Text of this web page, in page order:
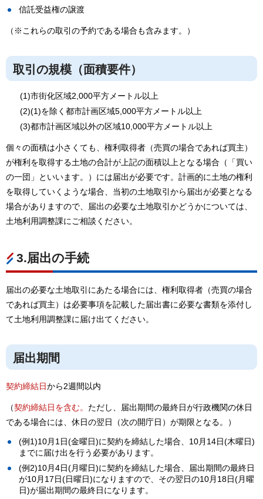
信託受益権の譲渡
（※これらの取引の予約である場合も含みます。）
取引の規模（面積要件）
(1)市街化区域2,000平方メートル以上
(2)(1)を除く都市計画区域5,000平方メートル以上
(3)都市計画区域以外の区域10,000平方メートル以上
個々の面積は小さくても、権利取得者（売買の場合であれば買主）
が権利を取得する土地の合計が上記の面積以上となる場合（「買い
の一団」といいます。）には届出が必要です。計画的に土地の権利
を取得していくような場合、当初の土地取引から届出が必要となる
場合がありますので、届出の必要な土地取引かどうかについては、
土地利用調整課にご相談ください。
3.届出の手続
届出の必要な土地取引にあたる場合には、権利取得者（売買の場合
であれば買主）は必要事項を記載した届出書に必要な書類を添付し
て土地利用調整課に届け出てください。
届出期間
契約締結日から2週間以内
（契約締結日を含む。 ただし、届出期間の最終日が行政機関の休日
である場合には、休日の翌日（次の開庁日）が期限となる。）
(例1)10月1日(金曜日)に契約を締結した場合、10月14日(木曜日)
までに届け出を行う必要があります。
(例2)10月4日(月曜日)に契約を締結した場合、届出期間の最終日
が10月17日(日曜日)になりますので、その翌日の10月18日(月曜
日)が届出期間の最終日になります。